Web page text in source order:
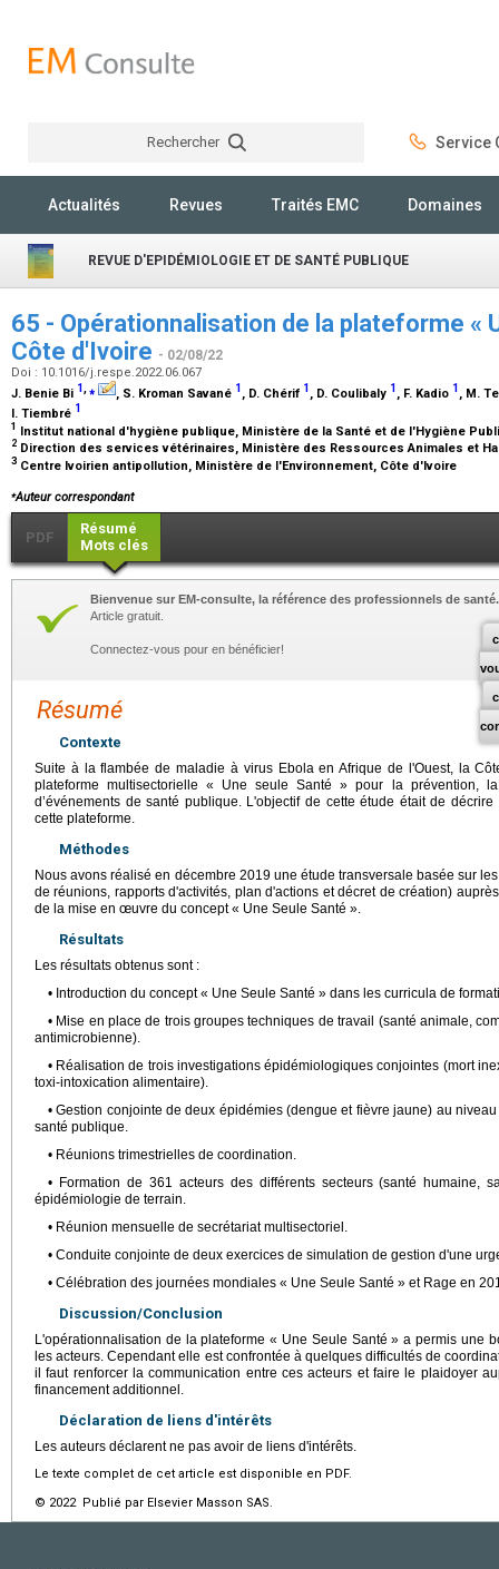
Rechercher Service
Actualités Revues Traités EMC Domaines
REVUE D'EPIDÉMIOLOGIE ET DE SANTÉ PUBLIQUE
65 - Opérationnalisation de la plateforme «
Côte d'Ivoire - 02/08/22
Doi : 10.1016/j.respe.2022.06.067
J. Benie Bi 1,⁎ , S. Kroman Savané 1 , D. Chérif 1 , D. Coulibaly 1 , F. Kadio 1 , M.
I. Tiembré 1
1 Institut national d'hygiène publique, Ministère de la Santé et de l'Hygiène
2 Direction des services vétérinaires, Ministère des Ressources Animales et
3 Centre Ivoirien antipollution, Ministère de l'Environnement, Côte d'Ivoire
⁎Auteur correspondant
PDF
Résumé
Mots clés
Bienvenue sur EM-consulte, la référence des professionnels de santé.
Article gratuit.
Connectez-vous pour en bénéficier!
Résumé
Contexte
Suite à la flambée de maladie à virus Ebola en Afrique de l'Ouest, la
plateforme multisectorielle « Une seule Santé » pour la prévention,
d’événements de santé publique. L'objectif de cette étude était de
cette plateforme.
Méthodes
Nous avons réalisé en décembre 2019 une étude transversale basée sur
de réunions, rapports d'activités, plan d'actions et décret de création)
de la mise en œuvre du concept « Une Seule Santé ».
Résultats
Les résultats obtenus sont :
• Introduction du concept « Une Seule Santé » dans les curricula de
• Mise en place de trois groupes techniques de travail (santé animale,
antimicrobienne).
• Réalisation de trois investigations épidémiologiques conjointes (mort
toxi-intoxication alimentaire).
• Gestion conjointe de deux épidémies (dengue et fièvre jaune) au
santé publique.
• Réunions trimestrielles de coordination.
• Formation de 361 acteurs des différents secteurs (santé humaine,
épidémiologie de terrain.
• Réunion mensuelle de secrétariat multisectoriel.
• Conduite conjointe de deux exercices de simulation de gestion d'une
• Célébration des journées mondiales « Une Seule Santé » et Rage en
Discussion/Conclusion
L'opérationnalisation de la plateforme « Une Seule Santé » a permis une
les acteurs. Cependant elle est confrontée à quelques difficultés de
il faut renforcer la communication entre ces acteurs et faire le plaidoyer
financement additionnel.
Déclaration de liens d'intérêts
Les auteurs déclarent ne pas avoir de liens d'intérêts.
Le texte complet de cet article est disponible en PDF.
© 2022 Publié par Elsevier Masson SAS.